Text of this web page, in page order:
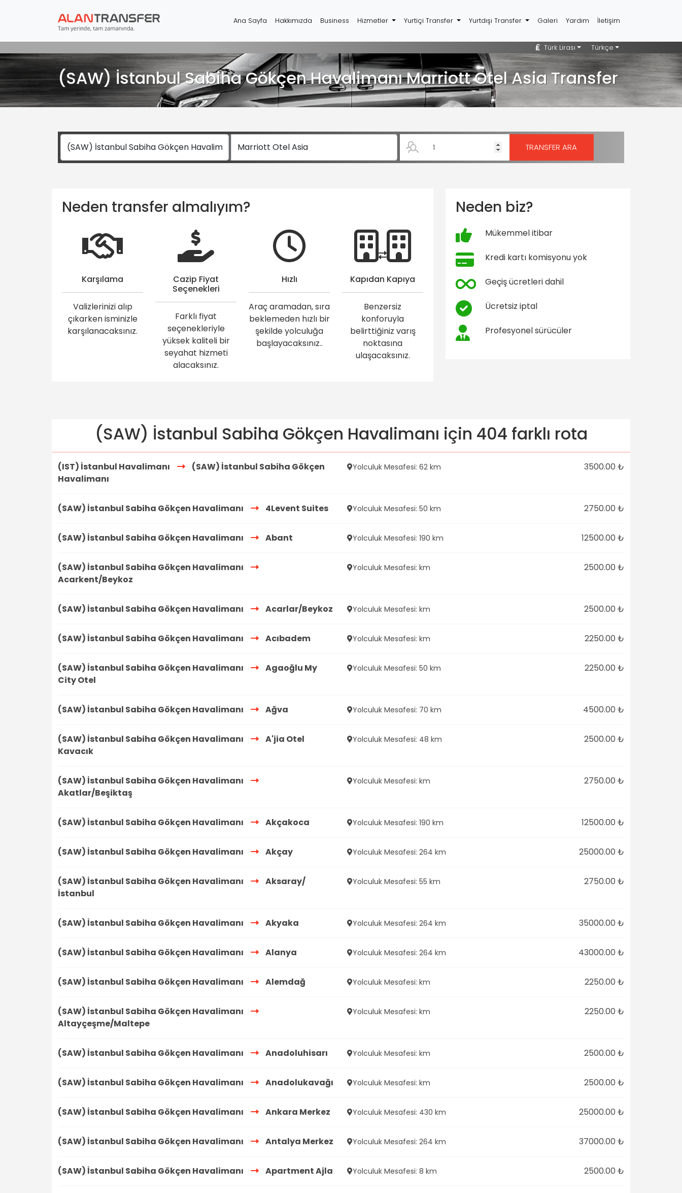
Ana Sayfa Hakkımızda Business Hizmetler Yurtiçi Transfer Yurtdışı Transfer Galeri Yardım İletişim
Türk Lirası Türkçe
(SAW) İstanbul Sabiha Gökçen Havalimanı Marriott Otel Asia Transfer
Neden transfer almalıyım?
Karşılama
Valizlerinizi alıp
çıkarken isminizle
karşılanacaksınız.
Cazip Fiyat
Seçenekleri
Farklı fiyat
seçenekleriyle
yüksek kaliteli bir
seyahat hizmeti
alacaksınız.
Hızlı
Araç aramadan, sıra
beklemeden hızlı bir
şekilde yolculuğa
başlayacaksınız..
Kapıdan Kapıya
Benzersiz
konforuyla
belirttiğiniz varış
noktasına
ulaşacaksınız.
Neden biz?
Mükemmel itibar
Kredi kartı komisyonu yok
Geçiş ücretleri dahil
Ücretsiz iptal
Profesyonel sürücüler
(SAW) İstanbul Sabiha Gökçen Havalimanı için 404 farklı rota
(IST) İstanbul Havalimanı
(SAW) İstanbul Sabiha Gökçen
Havalimanı
Yolculuk Mesafesi: 62 km 3500.00 ₺
(SAW) İstanbul Sabiha Gökçen Havalimanı 4Levent Suites Yolculuk Mesafesi: 50 km 2750.00 ₺
(SAW) İstanbul Sabiha Gökçen Havalimanı Abant Yolculuk Mesafesi: 190 km 12500.00 ₺
(SAW) İstanbul Sabiha Gökçen Havalimanı
Acarkent/Beykoz
Yolculuk Mesafesi: km 2500.00 ₺
(SAW) İstanbul Sabiha Gökçen Havalimanı Acarlar/Beykoz Yolculuk Mesafesi: km 2500.00 ₺
(SAW) İstanbul Sabiha Gökçen Havalimanı Acıbadem Yolculuk Mesafesi: km 2250.00 ₺
(SAW) İstanbul Sabiha Gökçen Havalimanı
Agaoğlu My
City Otel
Yolculuk Mesafesi: 50 km 2250.00 ₺
(SAW) İstanbul Sabiha Gökçen Havalimanı Ağva Yolculuk Mesafesi: 70 km 4500.00 ₺
(SAW) İstanbul Sabiha Gökçen Havalimanı
A'jia Otel
Kavacık
Yolculuk Mesafesi: 48 km 2500.00 ₺
(SAW) İstanbul Sabiha Gökçen Havalimanı
Akatlar/Beşiktaş
Yolculuk Mesafesi: km 2750.00 ₺
(SAW) İstanbul Sabiha Gökçen Havalimanı Akçakoca Yolculuk Mesafesi: 190 km 12500.00 ₺
(SAW) İstanbul Sabiha Gökçen Havalimanı Akçay Yolculuk Mesafesi: 264 km 25000.00 ₺
(SAW) İstanbul Sabiha Gökçen Havalimanı
Aksaray/
İstanbul
Yolculuk Mesafesi: 55 km 2750.00 ₺
(SAW) İstanbul Sabiha Gökçen Havalimanı Akyaka Yolculuk Mesafesi: 264 km 35000.00 ₺
(SAW) İstanbul Sabiha Gökçen Havalimanı Alanya Yolculuk Mesafesi: 264 km 43000.00 ₺
(SAW) İstanbul Sabiha Gökçen Havalimanı Alemdağ Yolculuk Mesafesi: km 2250.00 ₺
(SAW) İstanbul Sabiha Gökçen Havalimanı
Altayçeşme/Maltepe
Yolculuk Mesafesi: km 2250.00 ₺
(SAW) İstanbul Sabiha Gökçen Havalimanı Anadoluhisarı Yolculuk Mesafesi: km 2500.00 ₺
(SAW) İstanbul Sabiha Gökçen Havalimanı Anadolukavağı Yolculuk Mesafesi: km 2500.00 ₺
(SAW) İstanbul Sabiha Gökçen Havalimanı Ankara Merkez Yolculuk Mesafesi: 430 km 25000.00 ₺
(SAW) İstanbul Sabiha Gökçen Havalimanı Antalya Merkez Yolculuk Mesafesi: 264 km 37000.00 ₺
(SAW) İstanbul Sabiha Gökçen Havalimanı Apartment Ajla Yolculuk Mesafesi: 8 km 2500.00 ₺